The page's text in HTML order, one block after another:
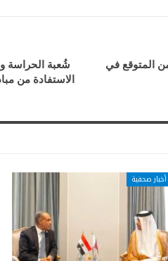
المتوقع في
شُعبة الحراسة
الاستفادة من مبادرة
أخبار صحفية